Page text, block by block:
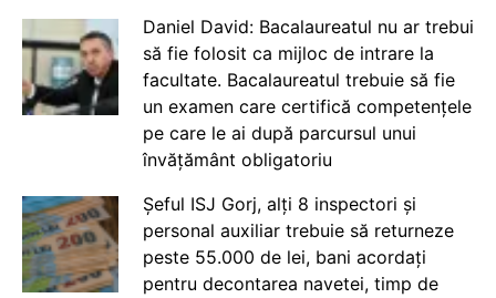
Daniel David: Bacalaureatul nu ar trebui
să fie folosit ca mijloc de intrare la
facultate. Bacalaureatul trebuie să fie
un examen care certifică competențele
pe care le ai după parcursul unui
învățământ obligatoriu
Șeful ISJ Gorj, alți 8 inspectori și
personal auxiliar trebuie să returneze
peste 55.000 de lei, bani acordați
pentru decontarea navetei, timp de